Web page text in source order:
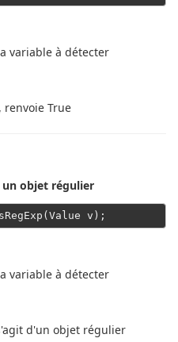
variable à détecter
renvoie True
un objet régulier
variable à détecter
d'un objet régulier